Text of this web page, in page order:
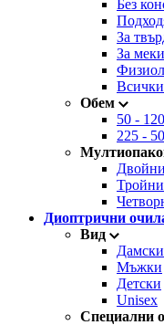
Без
За
За
Всички
Обем
50 -
225 -
Диоптрични
Вид
Дамски
Мъжки
Детски
Unisex
Специални